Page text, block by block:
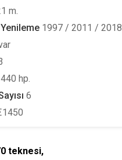
m.
Yenileme 1997 / 2011 / 2018
440 hp.
6
teknesi,